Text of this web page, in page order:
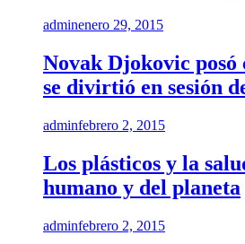
adminenero 29, 2015
Novak Djokovic posó
se divirtió en sesión
adminfebrero 2, 2015
Los plásticos y la
humano y del planeta
adminfebrero 2, 2015